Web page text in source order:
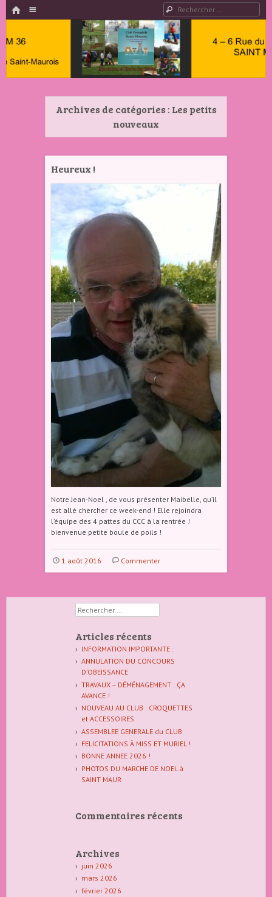
HOME Rechercher
Club
Cynophile
Maurois –
Canin
Indre 36
Archives de catégories : Les petits
nouveaux
Heureux !
Notre Jean-Noel , de vous présenter Maibelle, qu’il
est allé chercher ce week-end ! Elle rejoindra
l’équipe des 4 pattes du CCC à la rentrée !
bienvenue petite boule de poils !
1 août 2016 Commenter
Rechercher
Articles récents
INFORMATION IMPORTANTE :
ANNULATION DU CONCOURS
D’OBEISSANCE
TRAVAUX – DÉMÉNAGEMENT : ÇA
AVANCE !
NOUVEAU AU CLUB : CROQUETTES
et ACCESSOIRES
ASSEMBLEE GENERALE du CLUB
FELICITATIONS À MISS ET MURIEL !
BONNE ANNEE 2026 !
PHOTOS DU MARCHE DE NOEL à
SAINT MAUR
Commentaires récents
Archives
juin 2026
mars 2026
février 2026